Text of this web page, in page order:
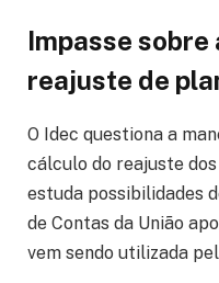
Impasse
reajuste de
O Idec questiona a
cálculo do reajuste
estuda possibilidades
de Contas da União
vem sendo utilizada